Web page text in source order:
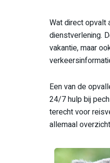
Wat direct opvalt
dienstverlening.
vakantie, maar
Een van de
24/7 hulp bij
terecht voor
allemaal